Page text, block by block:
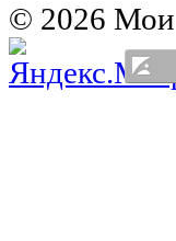
© 2026 Мои